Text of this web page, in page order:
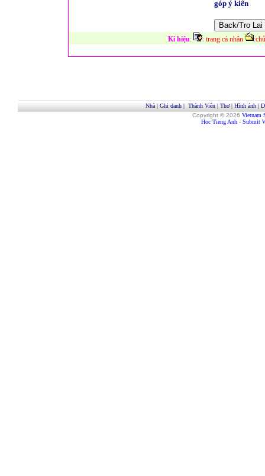
góp ý kiến
Kí hiệu: : trang cá nhân :
Nhà| Ghi danh| Thành Viên| Thơ| Hình ảnh|
Copyright © 2026 Vietnam
Hoc Tieng Anh - Submit